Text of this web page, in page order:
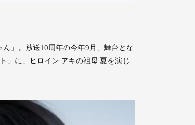
」。放送10周年の今年9月、舞台とな
」に、ヒロイン アキの祖母 夏を演じ